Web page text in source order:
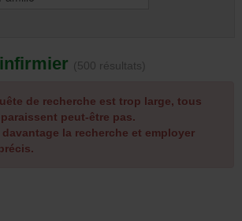
infirmier (500 résultats)
de recherche est trop large, tous
peut-être pas.
la recherche et employer